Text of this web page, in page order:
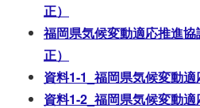
正）
福岡県気候変動適応推進
正）
資料1-1_福岡県気候変動
資料1-2_福岡県気候変動